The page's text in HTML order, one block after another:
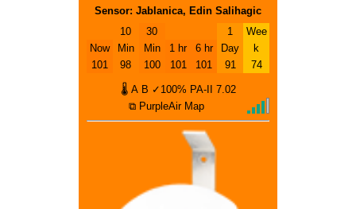
Sensor: Jablanica, Edin Salihagic
Now
101
10
Min
98
30
Min
100
1 hr
101
6 hr
101
1
Day
91
Wee
k
74
🌡 A B ✓100% PA-II
7.02
⧉ PurpleAir Map